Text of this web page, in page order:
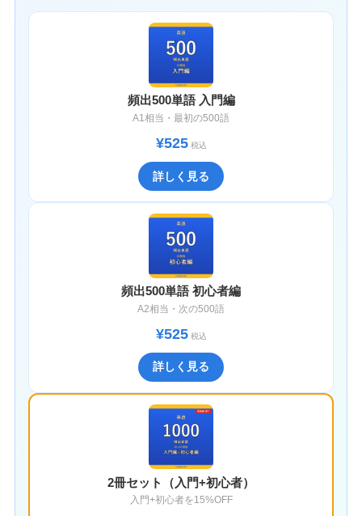
頻出500単語 入門編
A1相当・最初の500語
¥525税込
詳しく見る
頻出500単語 初心者編
A2相当・次の500語
¥525税込
詳しく見る
2冊セット（入門+初心者）
入門+初心者を15%OFF